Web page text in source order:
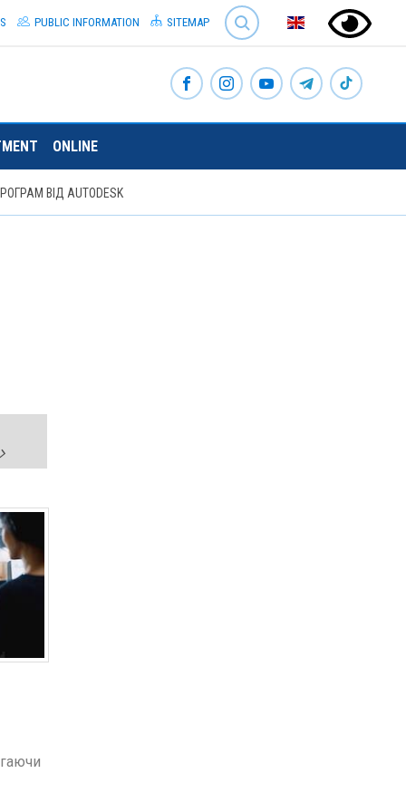
SEARCH
PUBLIC INFORMATION SITEMAP
ONLINE
ВІД AUTODESK